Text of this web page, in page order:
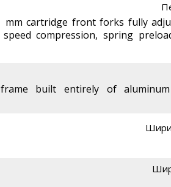
mm cartridge front forks fully
compression, spring
built entirely of